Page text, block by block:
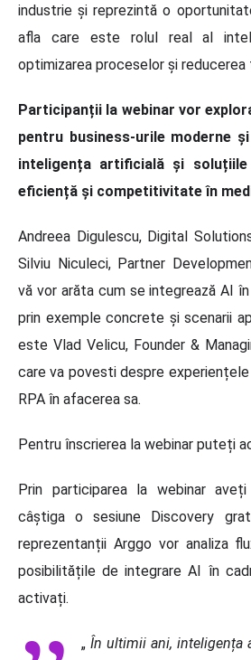
industrie și reprezintă o
afla care este rolul real al
optimizarea proceselor și
Participanții la webinar vor
pentru business-urile moderne
inteligența artificială și
eficiență și competitivitate în
Andreea Digulescu, Digital
Silviu Niculeci, Partner
vă vor arăta cum se integrează AI
prin exemple concrete și scenarii
este Vlad Velicu, Founder &
care va povesti despre
RPA în afacerea sa.
Pentru înscrierea la webinar puteți
Prin participarea la webinar
câștiga o sesiune Discovery
reprezentanții Arggo vor analiza
posibilitățile de integrare AI în
activați.
„ În ultimii ani, inteligența